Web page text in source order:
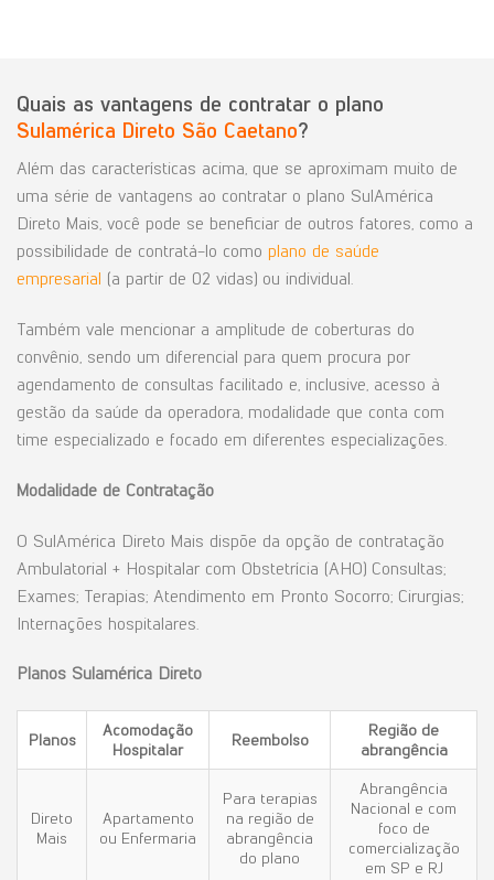
Quais as vantagens de contratar o plano
Sulamérica Direto São Caetano?
Além das características acima, que se aproximam muito de
uma série de vantagens ao contratar o plano SulAmérica
Direto Mais, você pode se beneficiar de outros fatores, como a
possibilidade de contratá-lo como plano de saúde
empresarial (a partir de 02 vidas) ou individual.
Também vale mencionar a amplitude de coberturas do
convênio, sendo um diferencial para quem procura por
agendamento de consultas facilitado e, inclusive, acesso à
gestão da saúde da operadora, modalidade que conta com
time especializado e focado em diferentes especializações.
Modalidade de Contratação
O SulAmérica Direto Mais dispõe da opção de contratação
Ambulatorial + Hospitalar com Obstetrícia (AHO) Consultas;
Exames; Terapias; Atendimento em Pronto Socorro; Cirurgias;
Internações hospitalares.
Planos Sulamérica Direto
Planos
Acomodação
Hospitalar
Reembolso Região de
abrangência
Direto
Mais
Apartamento
ou Enfermaria
Para terapias
na região de
abrangência
do plano
Abrangência
Nacional e com
foco de
comercialização
em SP e RJ